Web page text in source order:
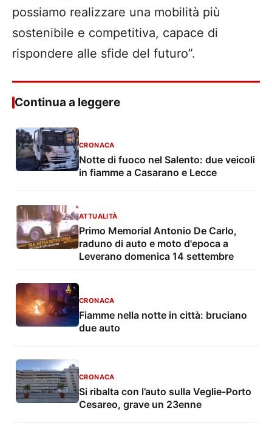
possiamo realizzare una mobilità più
sostenibile e competitiva, capace di
rispondere alle sfide del futuro”.
Continua a leggere
CRONACA
Notte di fuoco nel Salento: due veicoli
in fiamme a Casarano e Lecce
ATTUALITÀ
Primo Memorial Antonio De Carlo,
raduno di auto e moto d'epoca a
Leverano domenica 14 settembre
CRONACA
Fiamme nella notte in città: bruciano
due auto
CRONACA
Si ribalta con l’auto sulla Veglie-Porto
Cesareo, grave un 23enne